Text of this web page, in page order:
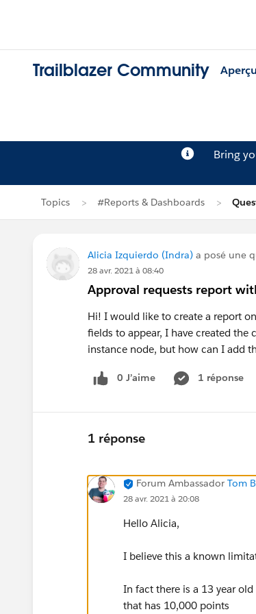
Trailblazer Community Aperçu
Bring
Topics #Reports & Dashboards
Alicia Izquierdo (Indra) a posé une
28 avr. 2021 à 08:40
Approval requests report
Hi! I would like to create a report
fields to appear, I have created the
instance node, but how can I add
0 J’aime 1 réponse
1 réponse
Forum Ambassador Tom
28 avr. 2021 à 20:08
Hello Alicia,
I believe this a known
In fact there is a 13 year
that has 10,000 points